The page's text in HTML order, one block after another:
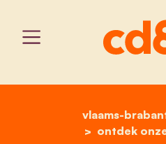
vlaams-
ontdek